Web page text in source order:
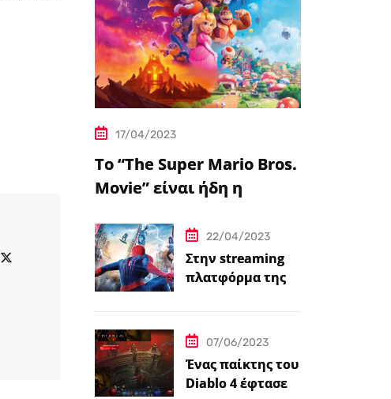
17/04/2023
Το “The Super Mario Bros.
Movie” είναι ήδη η
μεταφορά
βιντεοπαιχνιδιού στον
κινηματογράφο
22/04/2023
Στην streaming
πλατφόρμα της
σήμερα πέντε
ταινίες Spider-
Man
07/06/2023
Ένας παίκτης του
Diablo 4 έφτασε